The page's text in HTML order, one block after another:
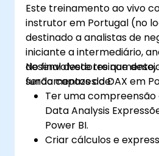
Este treinamento ao vivo
instrutor em Portugal (no
destinado a analistas de
iniciante a intermediário,
desenvolvedores que
fundamentos do DAX em
No final deste
serão capazes de:
Ter uma
Data Analysis
Power BI.
Criar cálculos e